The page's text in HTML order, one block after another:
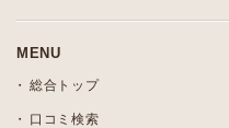
MENU
総合トップ
口コミ検索